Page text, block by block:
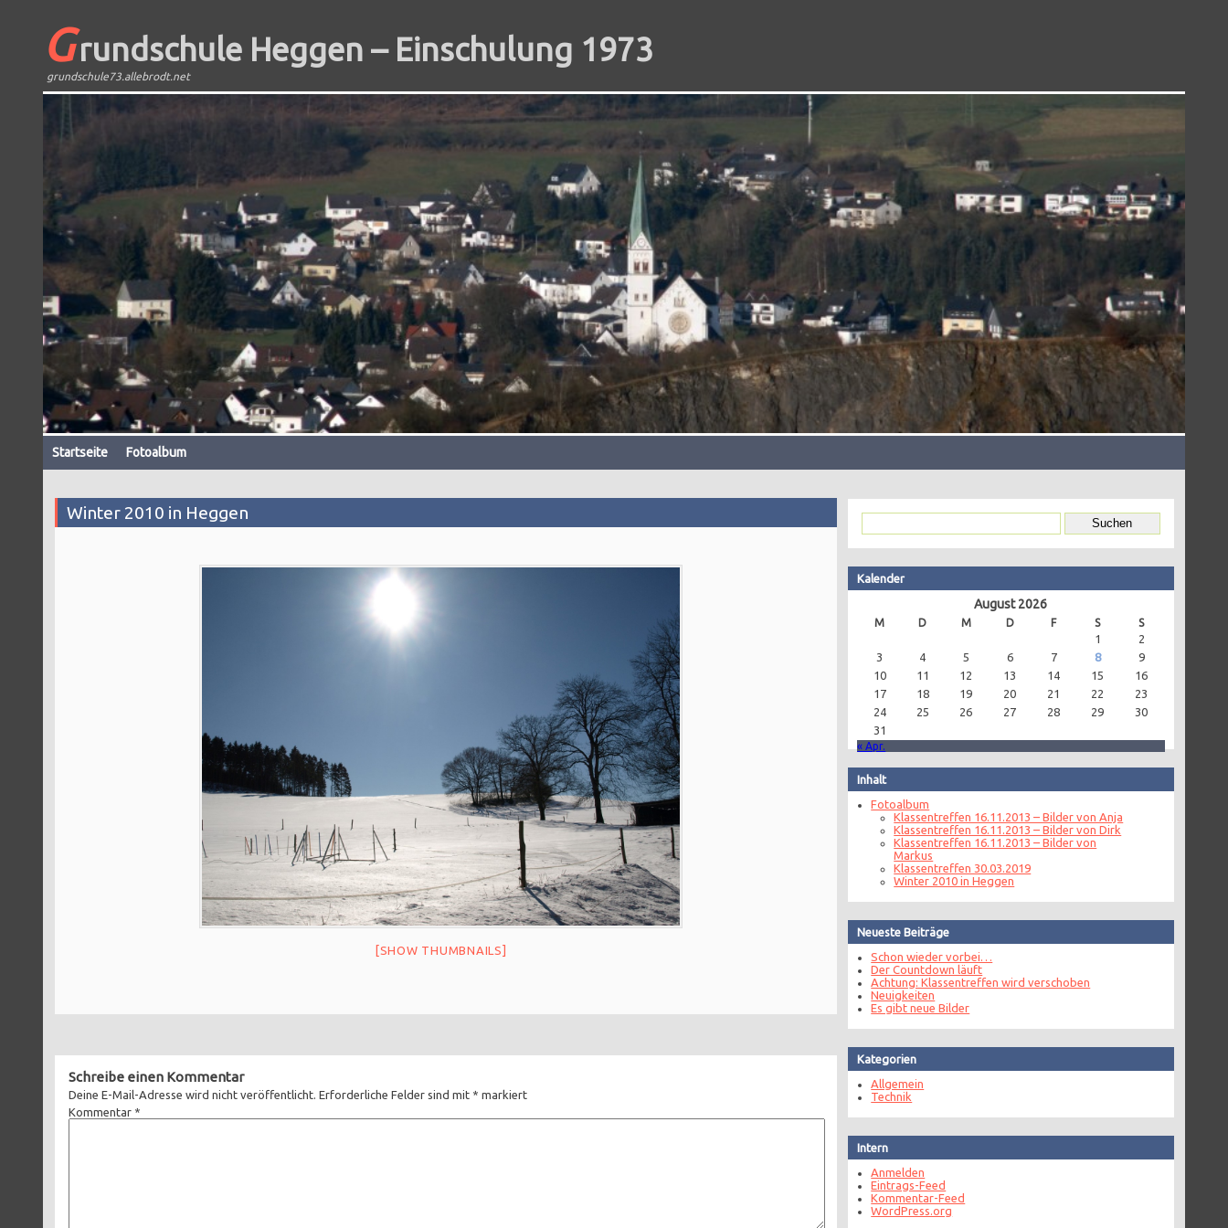
G rundschule Heggen – Einschulung 1973
grundschule73.allebrodt.net
Startseite Fotoalbum
Winter 2010 in Heggen
[SHOW THUMBNAILS]
Schreibe einen Kommentar
Deine E-Mail-Adresse wird nicht veröffentlicht. Erforderliche Felder sind mit * markiert
Kommentar *
Kalender
August 2026
M D M D F S S
1
2
3
4 5 6 7 8
9
10
11 12 13 14 15
16
17
18 19 20 21 22
23
24
25 26 27 28 29
30
31
« Apr.
Inhalt
Fotoalbum
Klassentreffen 16.11.2013 – Bilder von Anja
Klassentreffen 16.11.2013 – Bilder von Dirk
Klassentreffen 16.11.2013 – Bilder von
Markus
Klassentreffen 30.03.2019
Winter 2010 in Heggen
Neueste Beiträge
Schon wieder vorbei…
Der Countdown läuft
Achtung: Klassentreffen wird verschoben
Neuigkeiten
Es gibt neue Bilder
Kategorien
Allgemein
Technik
Intern
Anmelden
Eintrags-Feed
Kommentar-Feed
WordPress.org